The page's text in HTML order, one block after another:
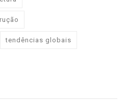
tendências globais